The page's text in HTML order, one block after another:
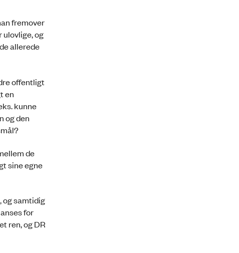
fremover
ulovlige, og
allerede
offentligt
en
kunne
og den
de
sine egne
og samtidig
for
ren, og DR